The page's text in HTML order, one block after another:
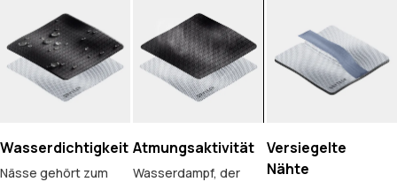
Wasserdichtigkeit
Nässe gehört zum
Atmungsaktivität
Wasserdampf, der
Versiegelte
Nähte